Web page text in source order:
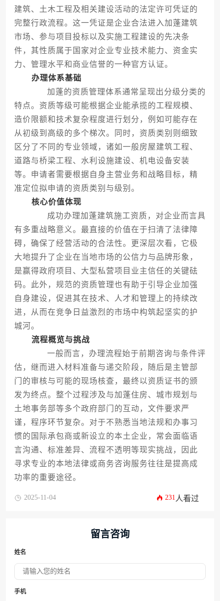
建筑、土木工程及相关建设活动的法定许可凭证的
完整行政流程。这一凭证是企业合法进入加蓬建筑
市场、参与项目投标以及实施工程建设的先决条
件，其性质属于国家对企业专业技术能力、资金实
力、管理水平和商业信誉的一种官方认证。
办理体系基础
加蓬的资质管理体系通常呈现出分级分类的
特点。资质等级可能根据企业能承揽的工程规模、
造价限额和技术复杂程度进行划分，例如可能存在
从初级到高级的多个梯次。同时，资质类别则细致
区分了不同的专业领域，诸如一般房屋建筑工程、
道路与桥梁工程、水利设施建设、机电设备安装
等。申请者需要根据自身主营业务和战略目标，精
准定位拟申请的资质类别与级别。
核心价值体现
成功办理加蓬建筑施工资质，对企业而言具
有多重战略意义。最直接的价值在于扫清了法律障
碍，确保了经营活动的合法性。更深层次看，它极
大地提升了企业在当地市场的公信力与品牌形象，
是赢得政府项目、大型私营项目业主信任的关键砝
码。此外，规范的资质管理也有助于引导企业加强
自身建设，促进其在技术、人才和管理上的持续改
进，从而在竞争日益激烈的市场中构筑起坚实的护
城河。
流程概览与挑战
一般而言，办理流程始于前期咨询与条件评
估，继而进入材料准备与递交阶段，随后是主管部
门的审核与可能的现场核查，最终以资质证书的颁
发为终点。整个过程涉及与加蓬住房、城市规划与
土地事务部等多个政府部门的互动，文件要求严
谨，程序环节复杂。对于不熟悉当地法规和办事习
惯的国际承包商或新设立的本土企业，常会面临语
言沟通、标准差异、流程不透明等现实挑战，因此
寻求专业的本地法律或商务咨询服务往往是提高成
功率的重要途径。
2025-11-04 231 人看过
留言咨询
姓名
手机